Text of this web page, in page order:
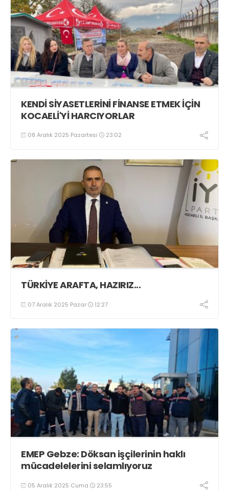
KENDİ SİYASETLERİNİ FİNANSE ETMEK İÇİN
KOCAELİ'Yİ HARCIYORLAR
08 Aralık 2025 Pazartesi 23:02
TÜRKİYE ARAFTA, HAZIRIZ...
07 Aralık 2025 Pazar 12:27
EMEP Gebze: Döksan işçilerinin haklı
mücadelelerini selamlıyoruz
05 Aralık 2025 Cuma 23:55